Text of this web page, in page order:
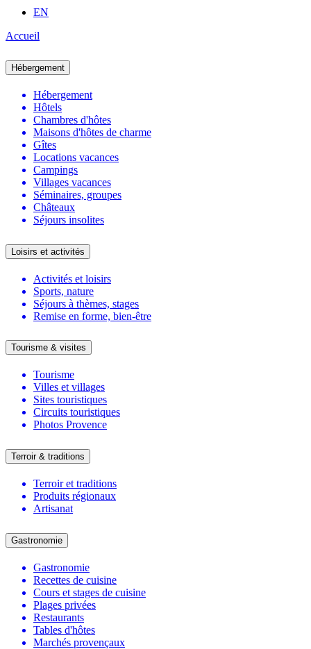
EN
Accueil
Hébergement
Hébergement
Hôtels
Chambres d'hôtes
Maisons d'hôtes de charme
Gîtes
Locations vacances
Campings
Villages vacances
Séminaires, groupes
Châteaux
Séjours insolites
Loisirs et activités
Activités et loisirs
Sports, nature
Séjours à thèmes, stages
Remise en forme, bien-être
Tourisme & visites
Tourisme
Villes et villages
Sites touristiques
Circuits touristiques
Photos Provence
Terroir & traditions
Terroir et traditions
Produits régionaux
Artisanat
Gastronomie
Gastronomie
Recettes de cuisine
Cours et stages de cuisine
Plages privées
Restaurants
Tables d'hôtes
Marchés provençaux